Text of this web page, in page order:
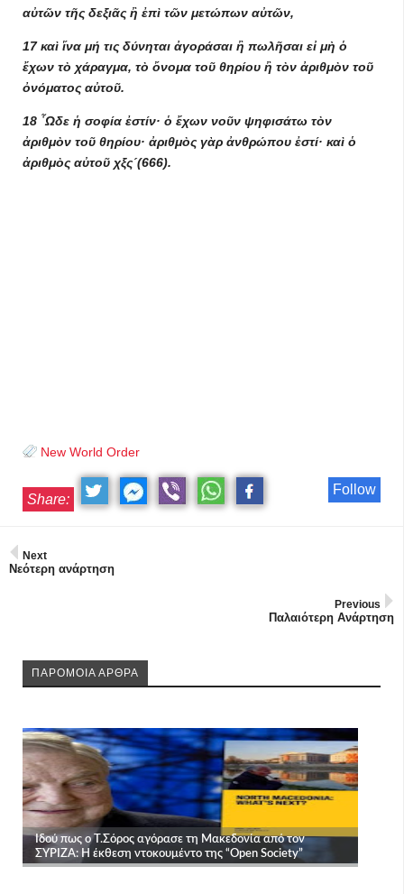
αὐτῶν τῆς δεξιᾶς ἢ ἐπὶ τῶν μετώπων αὐτῶν,
17 καὶ ἵνα μή τις δύνηται ἀγοράσαι ἢ πωλῆσαι εἰ μὴ ὁ
ἔχων τὸ χάραγμα, τὸ ὄνομα τοῦ θηρίου ἢ τὸν ἀριθμὸν τοῦ
ὀνόματος αὐτοῦ.
18 ῟Ωδε ἡ σοφία ἐστίν· ὁ ἔχων νοῦν ψηφισάτω τὸν
ἀριθμὸν τοῦ θηρίου· ἀριθμὸς γὰρ ἀνθρώπου ἐστί· καὶ ὁ
ἀριθμὸς αὐτοῦ χξς´(666).
New World Order
Follow
Share:
Next
Νεότερη ανάρτηση
Previous
Παλαιότερη Ανάρτηση
ΠΑΡΟΜΟΙΑ ΑΡΘΡΑ